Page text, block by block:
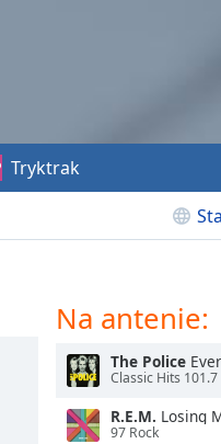
Tryktrak
Na antenie:
The Police
Classic Hits 101.7
R.E.M. Losing
97 Rock